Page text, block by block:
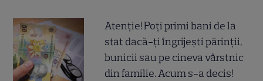
Atenție! Poți primi bani de la
stat dacă-ți îngrijești părinții,
bunicii sau pe cineva vârstnic
din familie. Acum s-a decis!